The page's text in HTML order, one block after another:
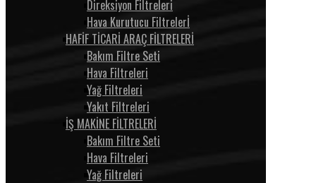
Direksiyon Filtreleri
Hava Kurutucu Filtrelerİ
HAFİF TİCARİ ARAÇ FİLTRELERİ
Bakım Filtre Seti
Hava Filtreleri
Yağ Filtreleri
Yakıt Filtreleri
İŞ MAKİNE FİLTRELERİ
Bakım Filtre Seti
Hava Filtreleri
Yağ Filtreleri